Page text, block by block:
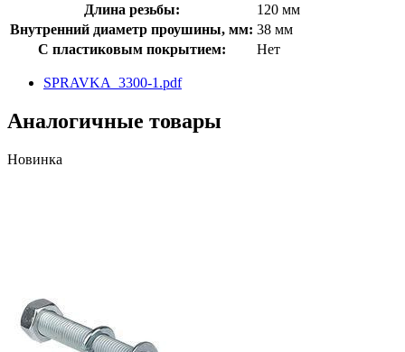
Длина резьбы:
120 мм
Внутренний диаметр проушины, мм: 38 мм
С пластиковым покрытием:
Нет
SPRAVKA_3300-1.pdf
Аналогичные товары
Новинка